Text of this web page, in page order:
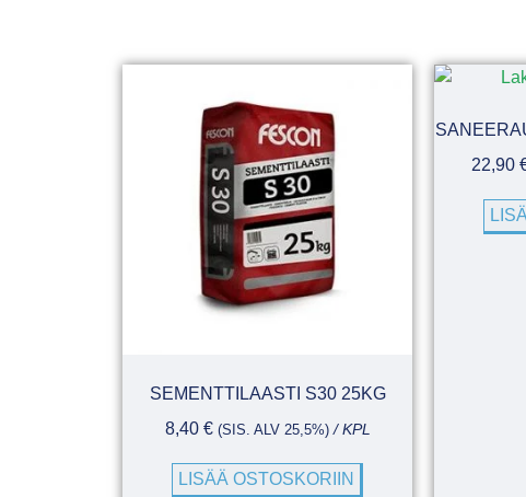
SEMENTTILAASTI S30 25KG
8,40 € (SIS. ALV 25,5%)/ KPL
LISÄÄ OSTOSKORIIN
22,90